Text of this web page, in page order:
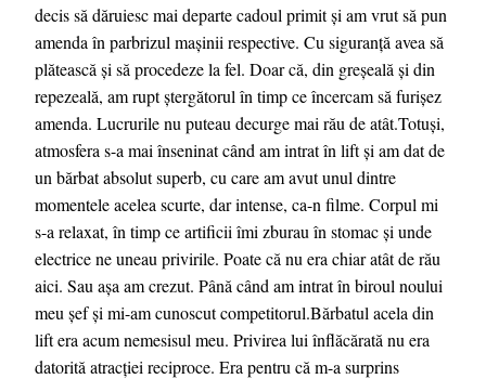
decis să dăruiesc mai departe cadoul primit și am vrut să pun
amenda în parbrizul mașinii respective. Cu siguranță avea să
plătească și să procedeze la fel. Doar că, din greșeală și din
repezeală, am rupt ștergătorul în timp ce încercam să furișez
amenda. Lucrurile nu puteau decurge mai rău de atât.Totuși,
atmosfera s-a mai înseninat când am intrat în lift și am dat de
un bărbat absolut superb, cu care am avut unul dintre
momentele acelea scurte, dar intense, ca-n filme. Corpul mi
s-a relaxat, în timp ce artificii îmi zburau în stomac și unde
electrice ne uneau privirile. Poate că nu era chiar atât de rău
aici. Sau așa am crezut. Până când am intrat în biroul noului
meu șef și mi-am cunoscut competitorul.Bărbatul acela din
lift era acum nemesisul meu. Privirea lui înflăcărată nu era
datorită atracției reciproce. Era pentru că m-a surprins